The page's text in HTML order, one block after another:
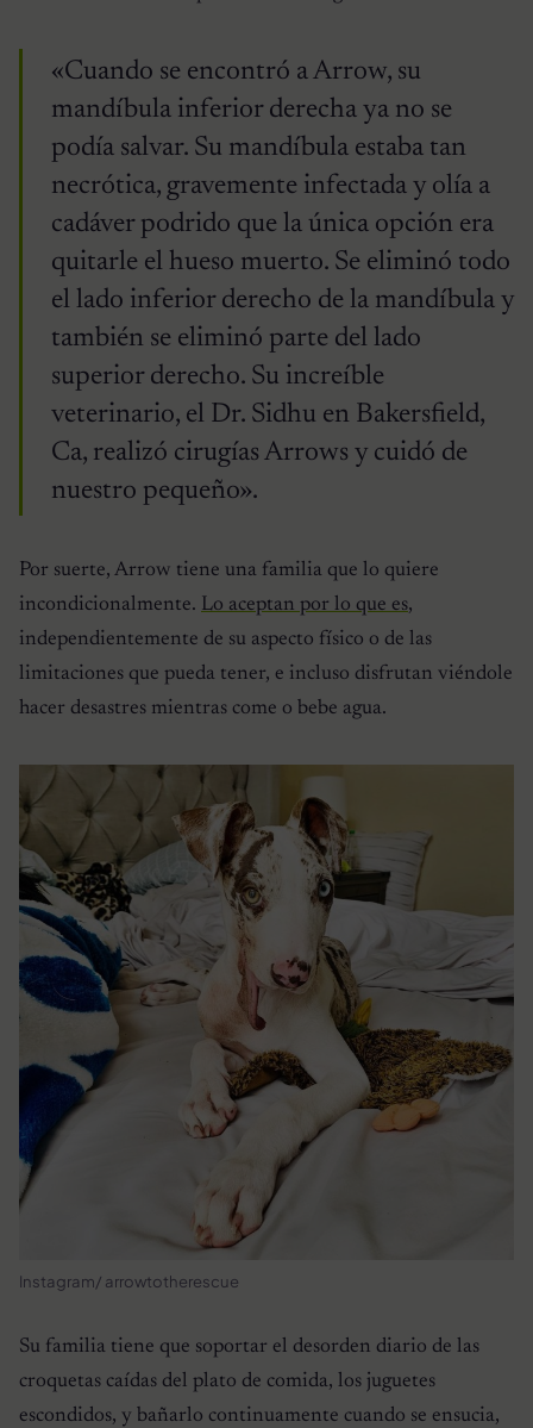
«Cuando se encontró a Arrow, su
mandíbula inferior derecha ya no se
podía salvar. Su mandíbula estaba tan
necrótica, gravemente infectada y olía a
cadáver podrido que la única opción era
quitarle el hueso muerto. Se eliminó todo
el lado inferior derecho de la mandíbula y
también se eliminó parte del lado
superior derecho. Su increíble
veterinario, el Dr. Sidhu en Bakersfield,
Ca, realizó cirugías Arrows y cuidó de
nuestro pequeño».
Por suerte, Arrow tiene una familia que lo quiere
incondicionalmente. Lo aceptan por lo que es,
independientemente de su aspecto físico o de las
limitaciones que pueda tener, e incluso disfrutan viéndole
hacer desastres mientras come o bebe agua.
Instagram/ arrowtotherescue
Su familia tiene que soportar el desorden diario de las
croquetas caídas del plato de comida, los juguetes
escondidos, y bañarlo continuamente cuando se ensucia,